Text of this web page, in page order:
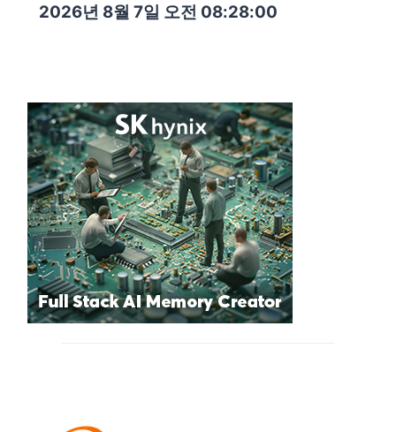
2026년 8월 7일 오전 08:28:02